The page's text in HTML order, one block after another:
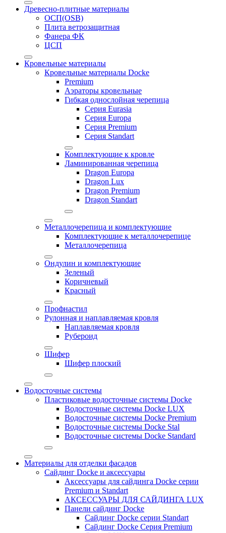
Древесно-плитные материалы
ОСП(OSB)
Плита ветрозащитная
Фанера ФК
ЦСП
Кровельные материалы
Кровельные материалы Docke
Premium
Аэраторы кровельные
Гибкая однослойная черепица
Серия Eurasia
Серия Europa
Серия Premium
Серия Standart
Комплектующие к кровле
Ламинированная черепица
Dragon Europa
Dragon Lux
Dragon Premium
Dragon Standart
Металлочерепица и комплектующие
Комплектующие к металлочерепице
Металлочерепица
Ондулин и комплектующие
Зеленый
Коричневый
Красный
Профнастил
Рулонная и наплавляемая кровля
Наплавляемая кровля
Рубероид
Шифер
Шифер плоский
Водосточные системы
Пластиковые водосточные системы Docke
Водосточные системы Docke LUX
Водосточные системы Docke Premium
Водосточные системы Docke Stal
Водосточные системы Docke Standard
Материалы для отделки фасадов
Сайдинг Docke и аксессуары
Аксессуары для сайдинга Docke серии
Premium и Standart
АКСЕССУАРЫ ДЛЯ САЙДИНГА LUX
Панели сайдинг Docke
Cайдинг Docke серии Standart
Сайдинг Docke Серия Premium